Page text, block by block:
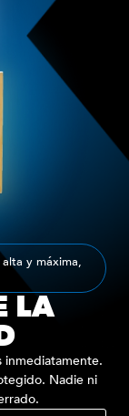
y máxima,
LA
inmediatamente.
Nadie ni